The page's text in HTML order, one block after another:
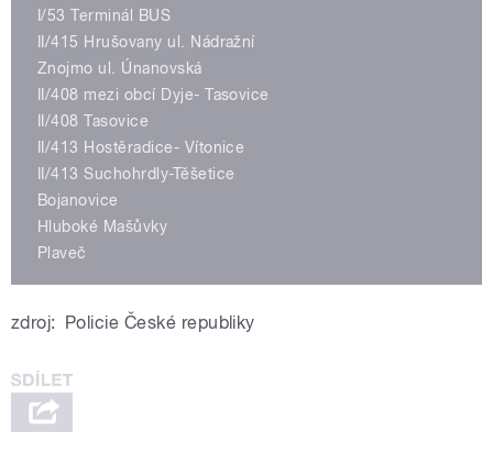
I/53 Terminál BUS
II/415 Hrušovany ul. Nádražní
Znojmo ul. Únanovská
II/408 mezi obcí Dyje- Tasovice
II/408 Tasovice
II/413 Hostěradice- Vítonice
II/413 Suchohrdly-Těšetice
Bojanovice
Hluboké Mašůvky
Plaveč
zdroj: Policie České republiky